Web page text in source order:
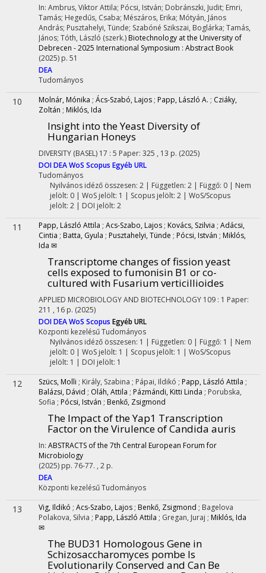
In: Ambrus, Viktor Attila; Pócsi, István; Dobránszki, Judit; Emri,
Tamás; Hegedűs, Csaba; Mészáros, Erika; Mótyán, János
András; Pusztahelyi, Tünde; Szabóné Szikszai, Boglárka; Tamás,
János; Tóth, László (szerk.) Biotechnology at the University of
Debrecen - 2025 International Symposium : Abstract Book
(2025) p. 51
DEA
Tudományos
10 Molnár, Mónika ; Ács-Szabó, Lajos ; Papp, László A. ; Cziáky,
Zoltán ; Miklós, Ida
Insight into the Yeast Diversity of
Hungarian Honeys
DIVERSITY (BASEL) 17 : 5 Paper: 325 , 13 p. (2025)
DOIDEAWoS Scopus Egyéb URL
Tudományos
Nyilvános idéző összesen: 2| Független: 2 | Függő: 0 | Nem
jelölt: 0 | WoS jelölt: 1 | Scopus jelölt: 2 | WoS/Scopus
jelölt: 2 | DOI jelölt: 2
11 Papp, László Attila ; Acs-Szabo, Lajos ; Kovács, Szilvia ; Adácsi,
Cintia ; Batta, Gyula ; Pusztahelyi, Tünde ; Pócsi, István ; Miklós,
Ida ✉
Transcriptome changes of fission yeast
cells exposed to fumonisin B1 or co-
cultured with Fusarium verticillioides
APPLIED MICROBIOLOGY AND BIOTECHNOLOGY 109 : 1 Paper:
211 , 16 p. (2025)
DOIDEAWoS Scopus Egyéb URL
Központi kezelésűTudományos
Nyilvános idéző összesen: 1 | Független: 0 | Függő: 1 | Nem
jelölt: 0 | WoS jelölt: 1 | Scopus jelölt: 1 | WoS/Scopus
jelölt: 1 | DOI jelölt: 1
12 Szücs, Molli ; Király, Szabina ; Pápai, Ildikó ; Papp, László Attila ;
Balázsi, Dávid ; Oláh, Attila ; Pázmándi, Kitti Linda ; Porubska,
Sofia ; Pócsi, István ; Benkő, Zsigmond
The Impact of the Yap1 Transcription
Factor on the Virulence of Candida auris
In: ABSTRACTS of the 7th Central European Forum for
Microbiology
(2025) pp. 76-77. , 2 p.
DEA
Központi kezelésűTudományos
13 Vig, Ildikó ; Acs-Szabo, Lajos ; Benkő, Zsigmond ; Bagelova
Polakova, Silvia ; Papp, László Attila ; Gregan, Juraj ; Miklós, Ida
✉
The BUD31 Homologous Gene in
Schizosaccharomyces pombe Is
Evolutionarily Conserved and Can Be